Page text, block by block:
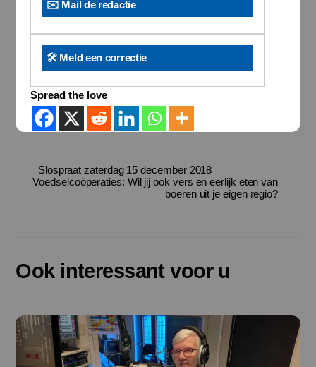
✉️ Mail de redactie
🛠️ Meld een correctie
Spread the love
Slospraat zaterdag 15 december 2018
Voedselcoöperaties: Wil jij ook vers en eerlijk eten van
boeren uit je eigen regio?
Ook interessant voor u